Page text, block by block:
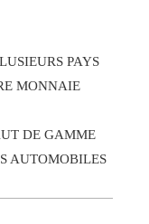
PAYS
MONNAIE
DE GAMME
AUTOMOBILES